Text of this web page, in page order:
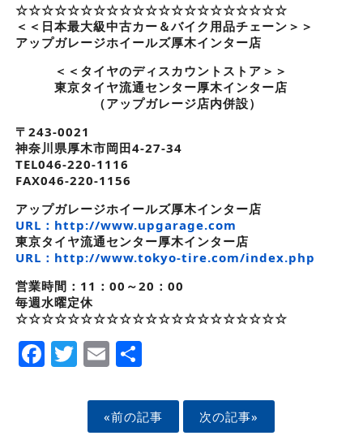
☆☆☆☆☆☆☆☆☆☆☆☆☆☆☆☆☆☆☆☆☆
＜＜日本最大級中古カー＆バイク用品チェーン＞＞
アップガレージホイールズ厚木インター店
＜＜タイヤのディスカウントストア＞＞
東京タイヤ流通センター厚木インター店
（アップガレージ店内併設）
〒243-0021
神奈川県厚木市岡田4-27-34
TEL046-220-1116
FAX046-220-1156
アップガレージホイールズ厚木インター店
URL：http://www.upgarage.com
東京タイヤ流通センター厚木インター店
URL：http://www.tokyo-tire.com/index.php
営業時間：11：00～20：00
毎週水曜定休
☆☆☆☆☆☆☆☆☆☆☆☆☆☆☆☆☆☆☆☆☆
Facebook
Twitter
EmailShare
«前の記事 次の記事»